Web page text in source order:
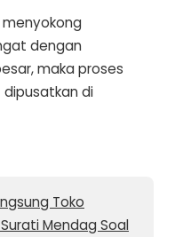
dengan
maka proses
di
Toko
Mendag Soal